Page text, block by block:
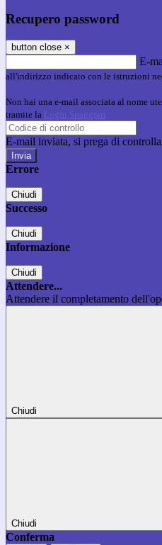
Recupero password
button close ×
E-
all'indirizzo indicato con le istruzioni
Non hai una e-mail associata al nome
tramite la Login Spaggiari
E-mail inviata, si prega di
Errore
Chiudi
Successo
Chiudi
Informazione
Chiudi
Attendere...
Attendere il completamento
Chiudi
Chiudi
Conferma